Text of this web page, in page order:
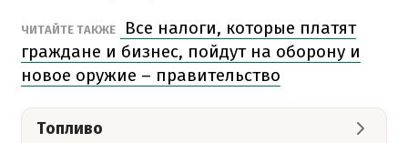
ЧИТАЙТЕ ТАКЖЕ
Все налоги, которые платят
граждане и бизнес, пойдут на оборону и
новое оружие – правительство
Топливо